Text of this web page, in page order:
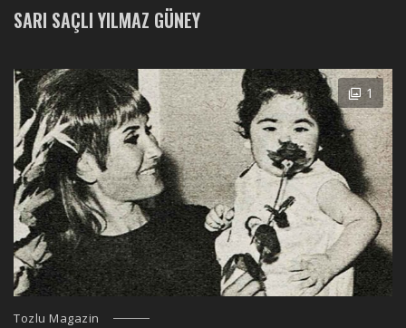
SARI SAÇLI YILMAZ GÜNEY
1
Tozlu Magazin